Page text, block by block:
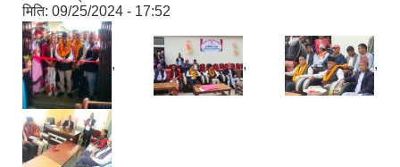
मिति: 09/25/2024 - 17:52
, , ,